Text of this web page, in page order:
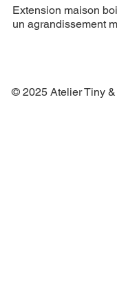
Extension maison
un agrandissement
© 2025 Atelier Tiny